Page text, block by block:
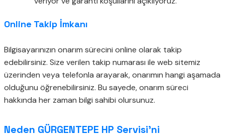
Online Takip İmkanı
Bilgisayarınızın onarım sürecini online olarak takip
edebilirsiniz. Size verilen takip numarası ile web sitemiz
üzerinden veya telefonla arayarak, onarımın hangi aşamada
olduğunu öğrenebilirsiniz. Bu sayede, onarım süreci
hakkında her zaman bilgi sahibi olursunuz.
Neden GÜRGENTEPE HP Servisi’ni